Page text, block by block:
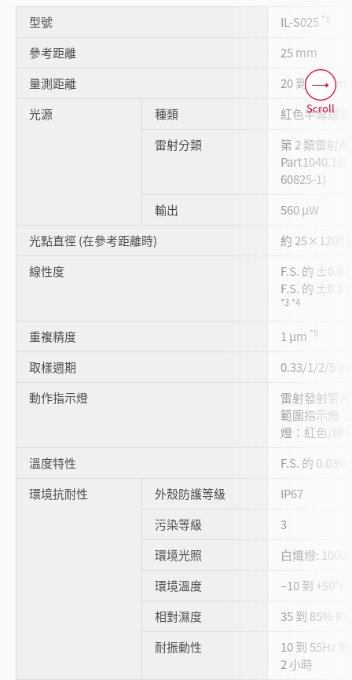
型號 IL-S025 *1
參考距離
25 mm
量測距離
20 到 30 mm
光源
種類
紅色半導體
雷射分類
第 2 類雷射
Part1040.10)
60825-1)
輸出
560 μW
光點直徑 (在參考距離時)
約 25×1200
線性度
F.S. 的
F.S. 的
*3 *4
重複精度 1 μm *5
取樣週期
0.33/1/2/5
動作指示燈
雷射發射警
範圍指示燈
燈：紅色/綠
溫度特性
F.S. 的
環境抗耐性
外殼防護等級
IP67
污染等級
3
環境光照
白熾燈:
環境溫度
–10 到
相對濕度
35 到 85%
耐振動性
10 到 55Hz
2 小時
Scroll